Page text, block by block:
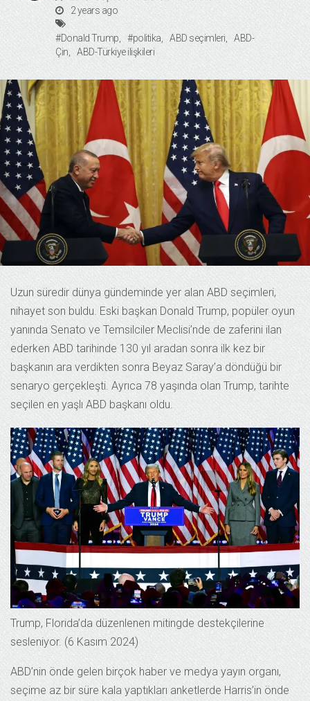
2 years ago
#Donald Trump #politika ABD seçimleri
ABD-
Çin
ABD-Türkiye ilişkileri
Uzun süredir dünya gündeminde yer alan ABD seçimleri,
nihayet son buldu. Eski başkan Donald Trump, popüler oyun
yanında Senato ve Temsilciler Meclisi’nde de zaferini ilan
ederken ABD tarihinde 130 yıl aradan sonra ilk kez bir
başkanın ara verdikten sonra Beyaz Saray’a döndüğü bir
senaryo gerçekleşti. Ayrıca 78 yaşında olan Trump, tarihte
seçilen en yaşlı ABD başkanı oldu.
Trump, Florida’da düzenlenen mitingde destekçilerine
sesleniyor. (6 Kasım 2024)
ABD’nin önde gelen birçok haber ve medya yayın organı,
seçime az bir süre kala yaptıkları anketlerde Harris’in önde